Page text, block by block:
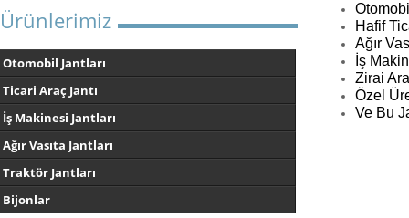
Ürünlerimiz
Otomobil Jantları
Ticari Araç Jantı
İş Makinesi Jantları
Ağır Vasıta Jantları
Traktör Jantları
Bijonlar
Hafif
Ağır
İş
Zirai
Özel
Ve Bu